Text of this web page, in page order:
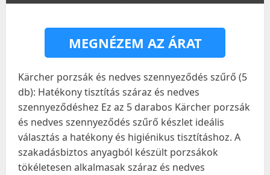
MEGNÉZEM AZ ÁRAT
Kärcher porzsák és nedves szennyeződés szűrő (5
db): Hatékony tisztítás száraz és nedves
szennyeződéshez Ez az 5 darabos Kärcher porzsák
és nedves szennyeződés szűrő készlet ideális
választás a hatékony és higiénikus tisztításhoz. A
szakadásbiztos anyagból készült porzsákok
tökéletesen alkalmasak száraz és nedves